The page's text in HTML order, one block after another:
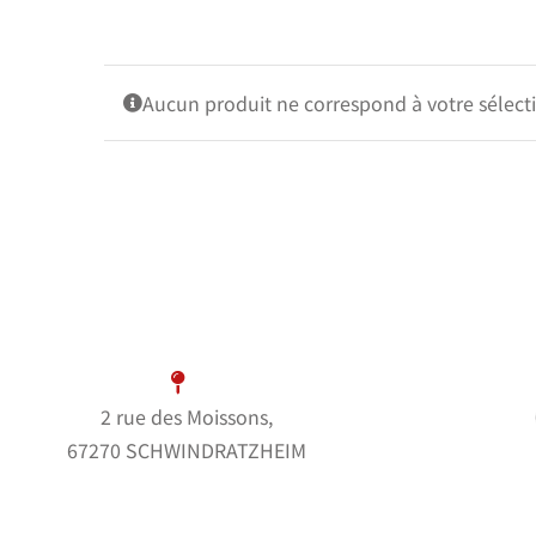
Aucun produit ne correspond à votre
2 rue des Moissons,
67270 SCHWINDRATZHEIM